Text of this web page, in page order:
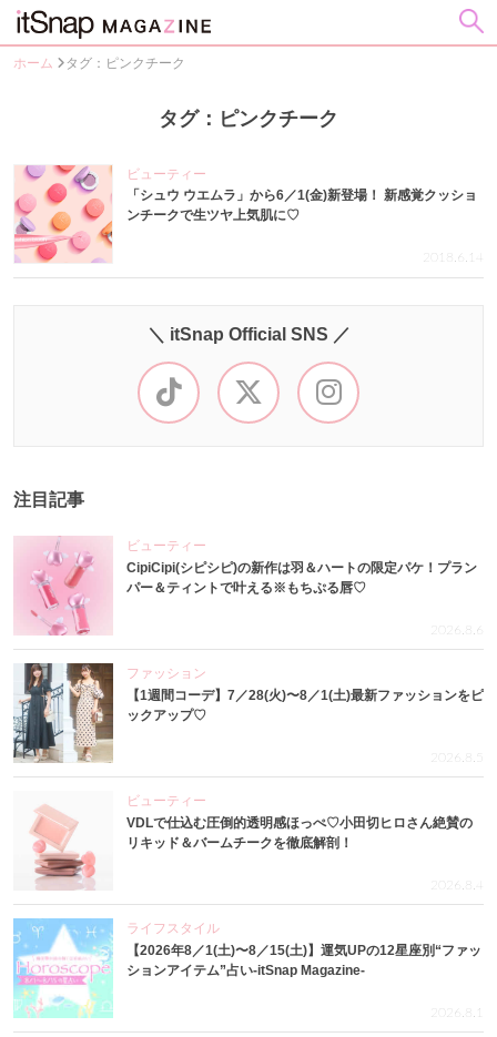
ホーム タグ：ピンクチーク
タグ：ピンクチーク
ビューティー
「シュウ ウエムラ」から6／1(金)新登場！ 新感覚クッショ
ンチークで生ツヤ上気肌に♡
2018.6.14
＼ itSnap Official SNS ／
注目記事
ビューティー
CipiCipi(シピシピ)の新作は羽＆ハートの限定パケ！プラン
パー＆ティントで叶える※もちぷる唇♡
2026.8.6
ファッション
【1週間コーデ】7／28(火)〜8／1(土)最新ファッションをピ
ックアップ♡
2026.8.5
ビューティー
VDLで仕込む圧倒的透明感ほっぺ♡小田切ヒロさん絶賛の
リキッド＆バームチークを徹底解剖！
2026.8.4
ライフスタイル
【2026年8／1(土)〜8／15(土)】運気UPの12星座別“ファッ
ションアイテム”占い-itSnap Magazine-
2026.8.1